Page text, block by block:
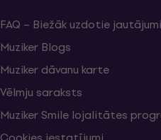
FAQ – Biežāk uzdotie jautājumi
Muziker Blogs
Muziker dāvanu karte
Vēlmju saraksts
Muziker Smile lojalitātes